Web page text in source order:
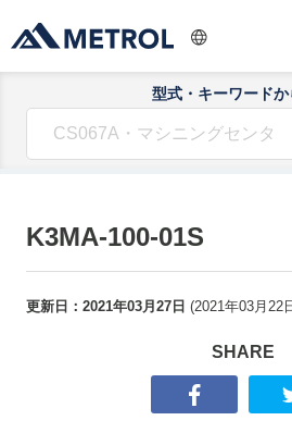
型式・キーワード
K3MA-100-01S
更新日： 2021年03月27日 (2021年03月22
SHARE